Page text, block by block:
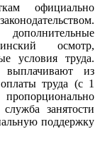
официально
осмотр,
условия труда.
из
труда (с 1
занятости
поддержку